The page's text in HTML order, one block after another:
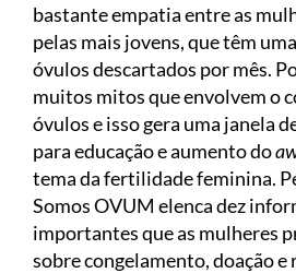
bastante empatia entre as
pelas mais jovens, que têm
óvulos descartados por mês.
muitos mitos que envolvem o
óvulos e isso gera uma janela
para educação e aumento do
tema da fertilidade feminina.
Somos OVUM elenca dez
importantes que as mulheres
sobre congelamento, doação e